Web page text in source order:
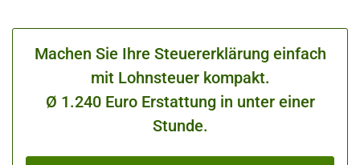
Machen Sie Ihre Steuererklärung einfach
mit Lohnsteuer kompakt.
Ø 1.240 Euro Erstattung in unter einer
Stunde.